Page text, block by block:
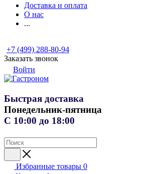
Доставка и оплата
О нас
...
+7 (499) 288-80-94
Заказать звонок
Войти
Быстрая доставка
Понедельник-пятница
С 10:00 до 18:00
Избранные товары 0